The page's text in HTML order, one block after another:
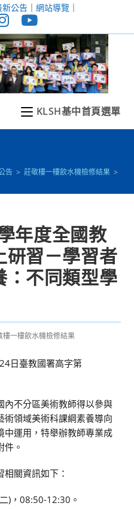
新公告｜ 網站導覽｜
KLSH基中首頁選單
告 > 莊敬樓一樓飲水機檢修結果 >
年度全國教
研習－學習者
：不同類型學
樓一樓飲水機檢修結果
日臺教國署高字第
內不分區美術教師得以參與
術領域美術科課綱素養導向
中運用，特舉辦教師專業成
。
關資訊如下：
)，08:50-12:30。